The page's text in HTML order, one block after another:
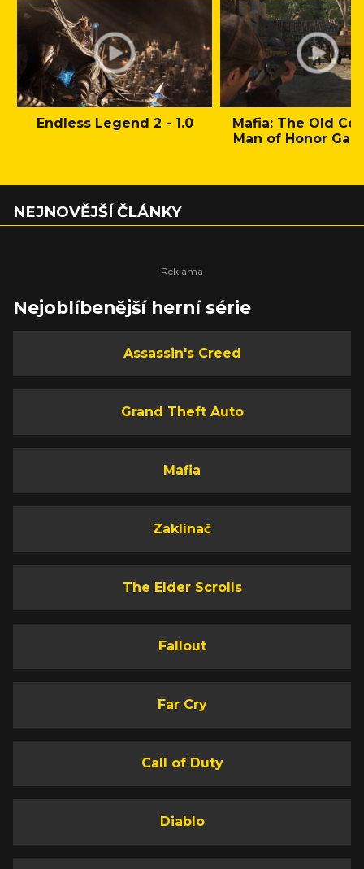
Endless Legend 2 - 1.0
Mafia: The Old
Man of Honor
NEJNOVĚJŠÍ ČLÁNKY
Nejoblíbenější herní série
Assassin's Creed
Grand Theft Auto
Mafia
Zaklínač
The Elder Scrolls
Fallout
Far Cry
Call of Duty
Diablo